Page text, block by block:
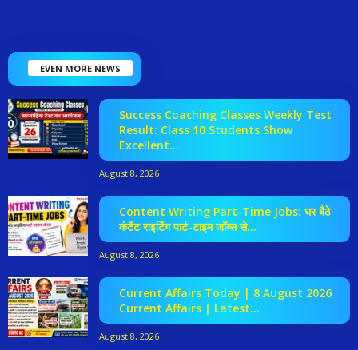
EVEN MORE NEWS
Success Coaching Classes Weekly Test
Result: Class 10 Students Show
Excellent...
August 8, 2026
Content Writing Part-Time Jobs: घर बैठे
कंटेंट राइटिंग पार्ट-टाइम जॉब्स से...
August 8, 2026
Current Affairs Today | 8 August 2026
Current Affairs | Latest...
August 8, 2026